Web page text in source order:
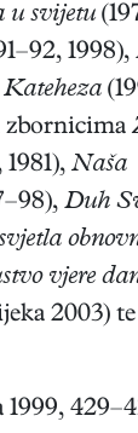
u svijetu
1998),
Kateheza
zbornicima
1981), Naša
Duh
vjere
2003) te